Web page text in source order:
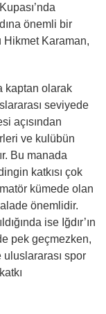
önemli bir
Hikmet Karaman,
kaptan olarak
seviyede
açısından
ve kulübün
Bu manada
katkısı çok
kümede olan
önemlidir.
ise Iğdır’ın
pek geçmezken,
spor